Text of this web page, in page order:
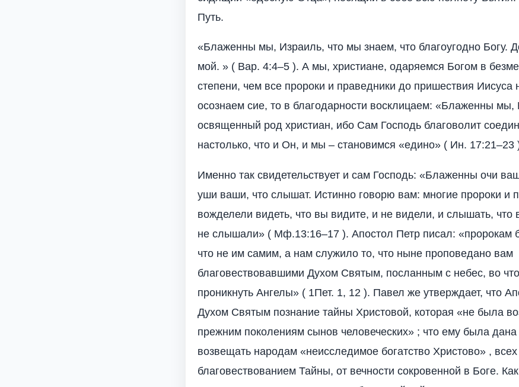
Путь.
«Блаженны мы, Израиль, что мы знаем, что благоугодно Богу.
мой. » ( Вар. 4:4–5 ). А мы, христиане, одаряемся Богом в
степени, чем все пророки и праведники до пришествия
осознаем сие, то в благодарности восклицаем: «Блаженны
освященный род христиан, ибо Сам Господь благоволит
настолько, что и Он, и мы – становимся «едино» ( Ин. 17:21–23
Именно так свидетельствует и сам Господь: «Блаженны очи
уши ваши, что слышат. Истинно говорю вам: многие пророки и
вожделели видеть, что вы видите, и не видели, и слышать,
не слышали» ( Мф.13:16–17 ). Апостол Петр писал: «пророкам
что не им самим, а нам служило то, что ныне проповедано вам
благовествовавшими Духом Святым, посланным с небес, во
проникнуть Ангелы» ( 1Пет. 1, 12 ). Павел же утверждает, что
Духом Святым познание тайны Христовой, которая «не была
прежним поколениям сынов человеческих» ; что ему была дана
возвещать народам «неисследимое богатство Христово» ,
благовествованием Тайны, от вечности сокровенной в Боге.